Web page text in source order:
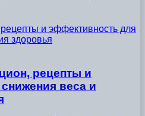
и эффективность для
здоровья
рецепты и
веса и